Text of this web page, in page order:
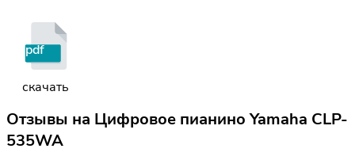
pdf
скачать
Отзывы на Цифровое пианино Yamaha CLP-
535WA